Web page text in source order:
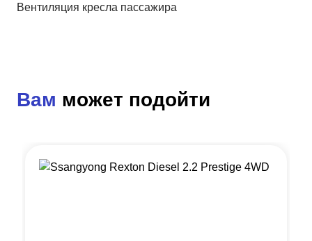
Вентиляция кресла пассажира
Вам может подойти